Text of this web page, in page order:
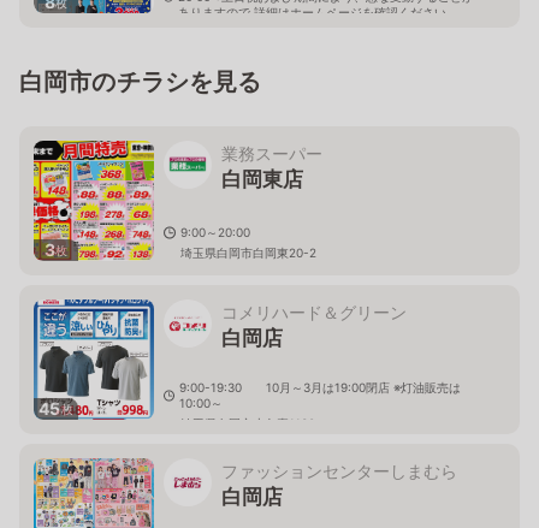
ありますので 詳細はホームページを確認ください
白岡市のチラシを見る
3枚
業務スーパー
白岡東店
9:00～20:00
埼玉県白岡市白岡東20-2
45枚
コメリハード＆グリーン
白岡店
9:00-19:30 10月～3月は19:00閉店 ※灯油販売は
10:00～
埼玉県白岡市小久喜1130
ファッションセンターしまむら
白岡店